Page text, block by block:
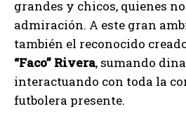
grandes y chicos, quienes
admiración. A este gran
también el reconocido
“Faco” Rivera, sumando
interactuando con toda la
futbolera presente.